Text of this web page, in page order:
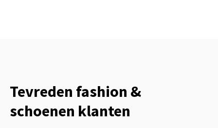
Tevreden fashion &
schoenen klanten